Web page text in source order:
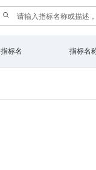
指标名 指标名